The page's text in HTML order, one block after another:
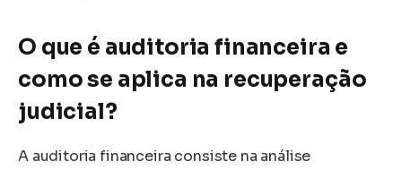
O que é auditoria financeira e
como se aplica na recuperação
judicial?
A auditoria financeira consiste na análise